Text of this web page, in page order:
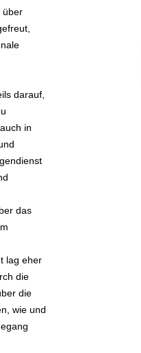
über
darauf,
in
das
lag eher
die
die
wie und